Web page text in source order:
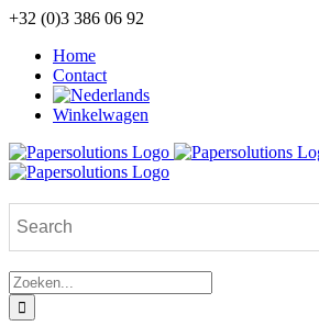
Ga
inhoud
+32 (0)3 386 06 92
Home
Contact
Winkelwagen
Zoeken
naar: